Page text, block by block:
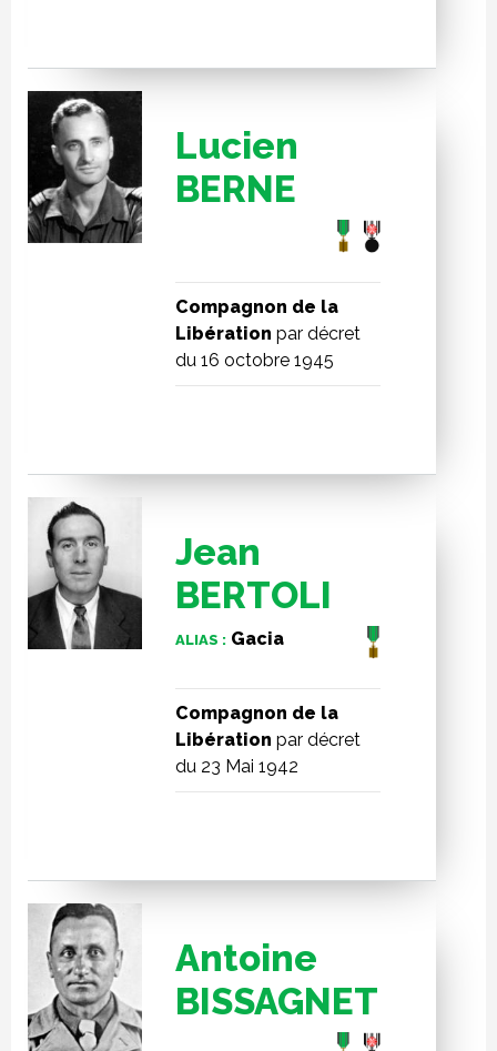
Lucien
BERNE
Compagnon de la
Libération par décret
du 16 octobre 1945
Jean
BERTOLI
ALIAS :Gacia
Compagnon de la
Libération par décret
du 23 Mai 1942
Antoine
BISSAGNET